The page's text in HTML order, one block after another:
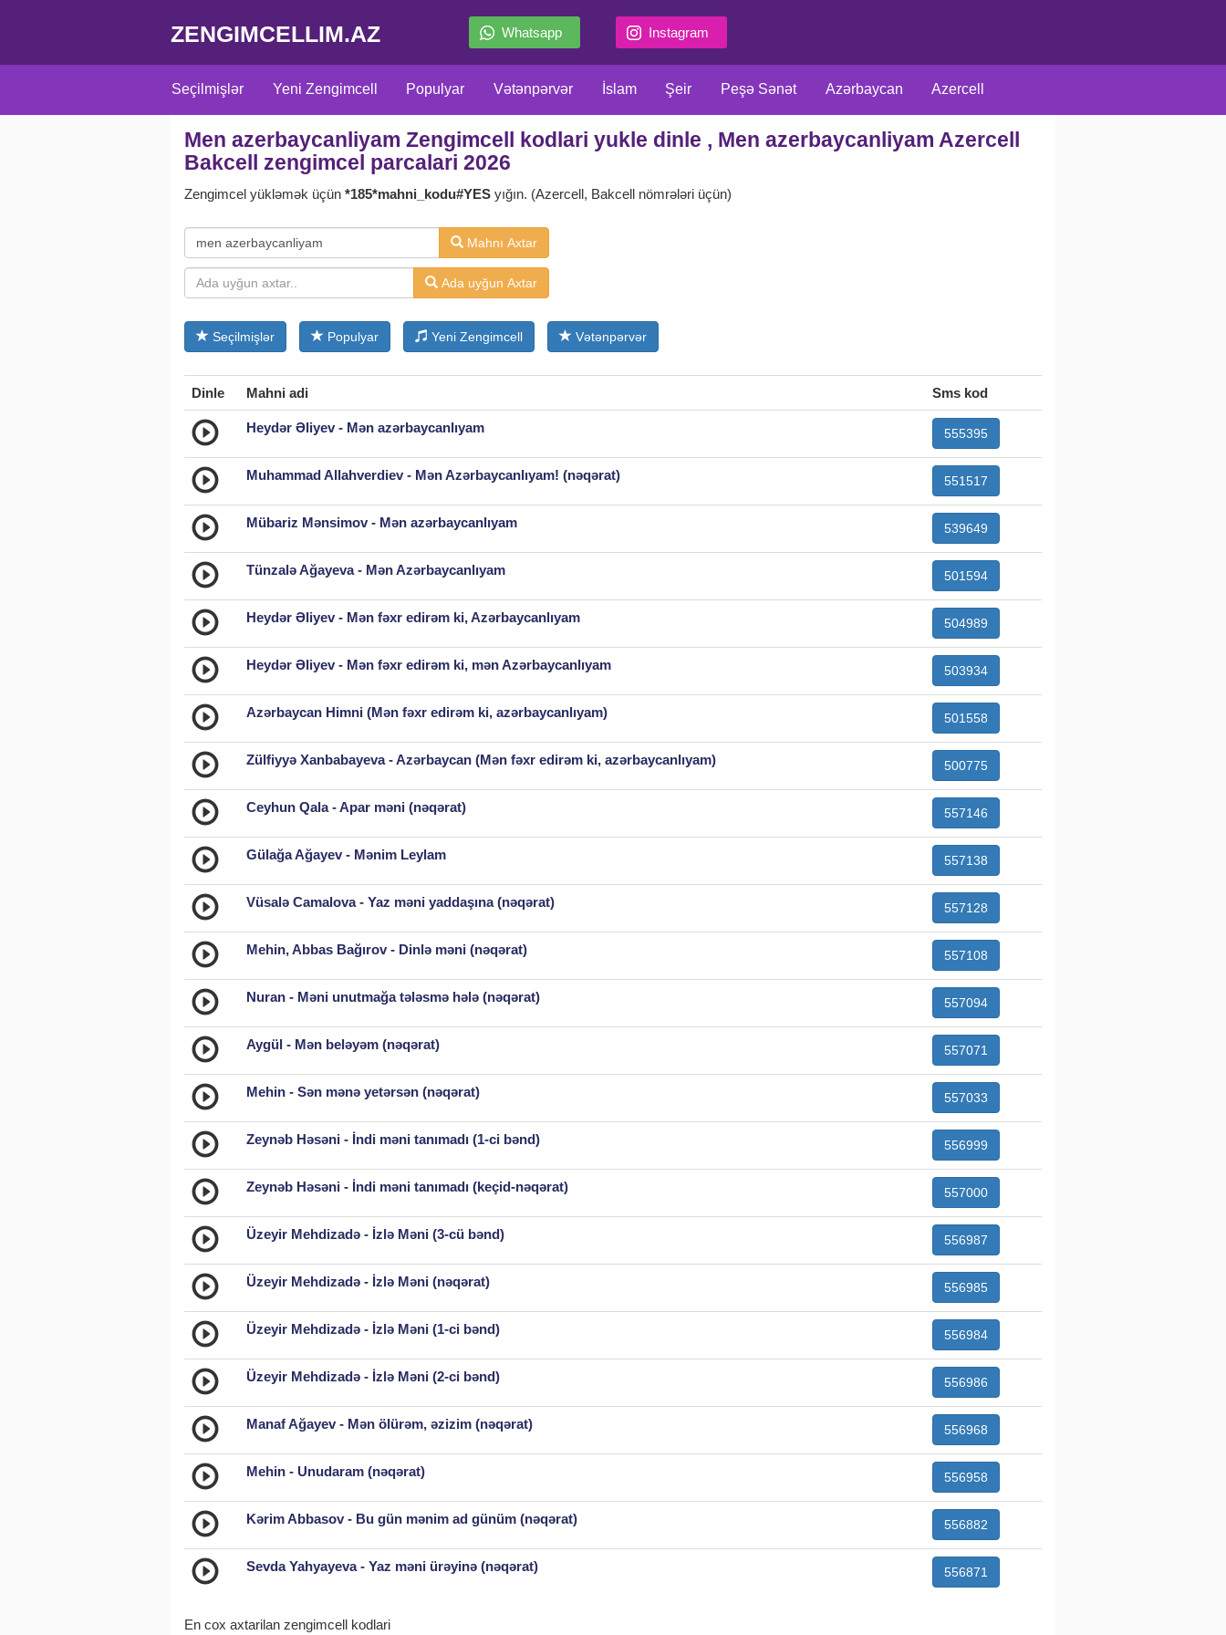
ZENGIMCELLIM.AZ Whatsapp Instagram
Seçilmişlər Yeni Zengimcell Populyar Vətənpərvər İslam Şeir Peşə Sənət Azərbaycan Azercell
Adlara uyğun Türk Türk seriallar Film Serial Meyxana Məzəli Klassiklər Xarici Rus Müxtəlif
Men azerbaycanliyam Zengimcell kodlari yukle dinle , Men azerbaycanliyam Azercell
Bakcell zengimcel parcalari 2026
Zengimcel yükləmək üçün *185*mahni_kodu#YES yığın. (Azercell, Bakcell nömrələri üçün)
Mahnı Axtar
Ada uyğun Axtar
Seçilmişlər Populyar Yeni Zengimcell Vətənpərvər
Dinle Mahni adi Sms kod
Heydər Əliyev - Mən azərbaycanlıyam 555395
Muhammad Allahverdiev - Mən Azərbaycanlıyam! (nəqərat) 551517
Mübariz Mənsimov - Mən azərbaycanlıyam 539649
Tünzalə Ağayeva - Mən Azərbaycanlıyam 501594
Heydər Əliyev - Mən fəxr edirəm ki, Azərbaycanlıyam 504989
Heydər Əliyev - Mən fəxr edirəm ki, mən Azərbaycanlıyam 503934
Azərbaycan Himni (Mən fəxr edirəm ki, azərbaycanlıyam) 501558
Zülfiyyə Xanbabayeva - Azərbaycan (Mən fəxr edirəm ki, azərbaycanlıyam) 500775
Ceyhun Qala - Apar məni (nəqərat) 557146
Gülağa Ağayev - Mənim Leylam 557138
Vüsalə Camalova - Yaz məni yaddaşına (nəqərat) 557128
Mehin, Abbas Bağırov - Dinlə məni (nəqərat) 557108
Nuran - Məni unutmağa tələsmə hələ (nəqərat) 557094
Aygül - Mən beləyəm (nəqərat) 557071
Mehin - Sən mənə yetərsən (nəqərat) 557033
Zeynəb Həsəni - İndi məni tanımadı (1-ci bənd) 556999
Zeynəb Həsəni - İndi məni tanımadı (keçid-nəqərat) 557000
Üzeyir Mehdizadə - İzlə Məni (3-cü bənd) 556987
Üzeyir Mehdizadə - İzlə Məni (nəqərat) 556985
Üzeyir Mehdizadə - İzlə Məni (1-ci bənd) 556984
Üzeyir Mehdizadə - İzlə Məni (2-ci bənd) 556986
Manaf Ağayev - Mən ölürəm, əzizim (nəqərat) 556968
Mehin - Unudaram (nəqərat) 556958
Kərim Abbasov - Bu gün mənim ad günüm (nəqərat) 556882
Sevda Yahyayeva - Yaz məni ürəyinə (nəqərat) 556871
En cox axtarilan zengimcell kodlari